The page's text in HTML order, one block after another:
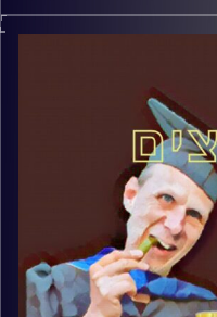
עם פרופסור בועז בן-